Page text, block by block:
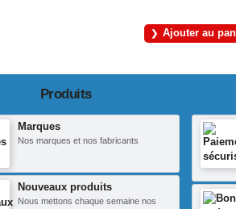
Ajouter au
Produits
Marques
Nos marques et nos fabricants
Nouveaux produits
Nous mettons chaque semaine nos